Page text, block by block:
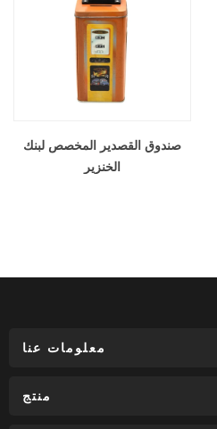
صندوق القصدير المخصص لبنك
الخنزير
معلومات عنا
منتج